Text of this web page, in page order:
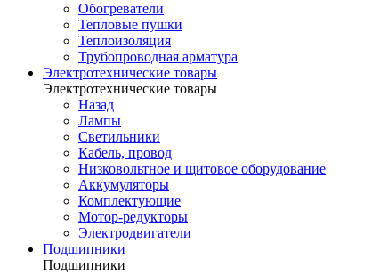
Обогреватели
Тепловые пушки
Теплоизоляция
Трубопроводная арматура
Электротехнические товары
Электротехнические товары
Назад
Лампы
Светильники
Кабель, провод
Низковольтное и щитовое оборудование
Аккумуляторы
Комплектующие
Мотор-редукторы
Электродвигатели
Подшипники
Подшипники